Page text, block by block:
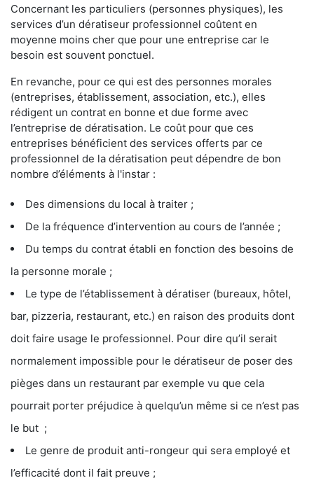
Concernant les particuliers (personnes physiques), les
services d’un dératiseur professionnel coûtent en
moyenne moins cher que pour une entreprise car le
besoin est souvent ponctuel.
En revanche, pour ce qui est des personnes morales
(entreprises, établissement, association, etc.), elles
rédigent un contrat en bonne et due forme avec
l’entreprise de dératisation. Le coût pour que ces
entreprises bénéficient des services offerts par ce
professionnel de la dératisation peut dépendre de bon
nombre d’éléments à l'instar :
Des dimensions du local à traiter ;
De la fréquence d’intervention au cours de l’année ;
Du temps du contrat établi en fonction des besoins de
la personne morale ;
Le type de l’établissement à dératiser (bureaux, hôtel,
bar, pizzeria, restaurant, etc.) en raison des produits dont
doit faire usage le professionnel. Pour dire qu’il serait
normalement impossible pour le dératiseur de poser des
pièges dans un restaurant par exemple vu que cela
pourrait porter préjudice à quelqu’un même si ce n’est pas
le but ;
Le genre de produit anti-rongeur qui sera employé et
l’efficacité dont il fait preuve ;